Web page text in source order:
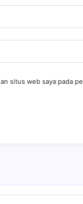
situs web saya pada